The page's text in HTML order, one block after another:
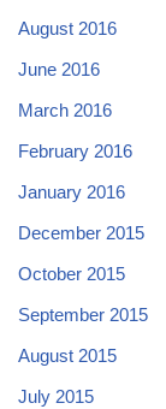
August 2016
June 2016
March 2016
February 2016
January 2016
December 2015
October 2015
September 2015
August 2015
July 2015